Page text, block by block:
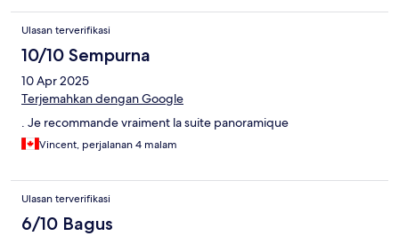
Ulasan terverifikasi
10/10 Sempurna
10 Apr 2025
Terjemahkan dengan Google
. Je recommande vraiment la suite panoramique
Vincent, perjalanan 4 malam
Ulasan terverifikasi
6/10 Bagus